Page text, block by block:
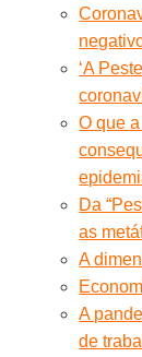
‘A
O que
Da
as
A
A
de